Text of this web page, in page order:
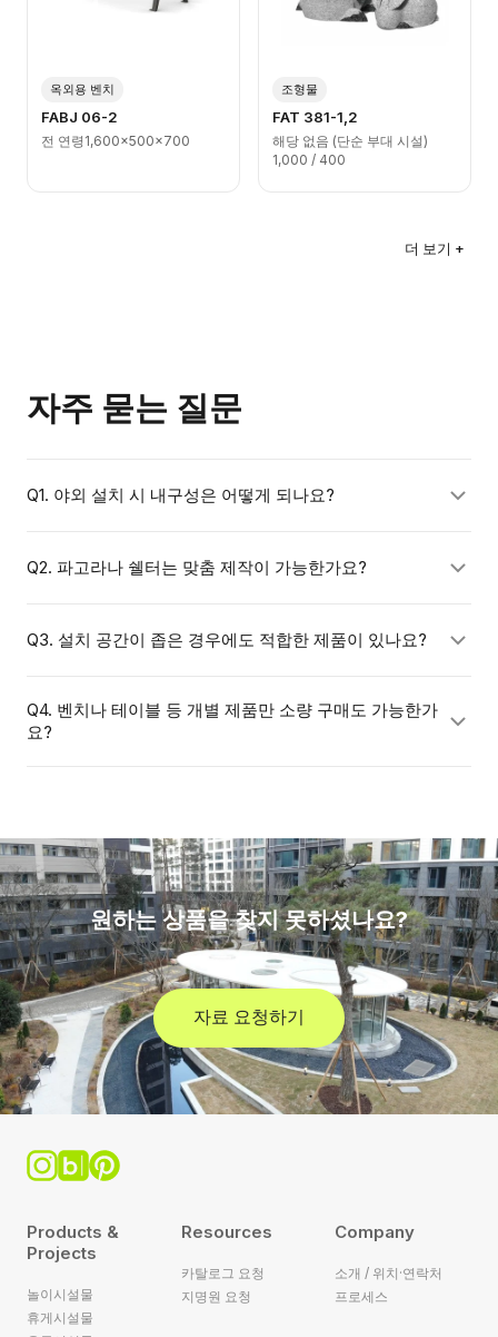
옥외용 벤치
FABJ 06-2
전 연령 1,600x500x700
조형물
FAT 381-1,2
해당 없음 (단순 부대 시설)
1,000 / 400
더 보기 +
자주 묻는 질문
Q1. 야외 설치 시 내구성은 어떻게 되나요?
청우펀스테이션의 휴게시설물은 자외선, 강우, 온도 변화
시 안내해드립니다.
Q2. 파고라나 쉘터는 맞춤 제작이 가능한가요?
네, 설치 공간 크기와 디자인 요구사항에 따라 맞춤 제작이
Q3. 설치 공간이 좁은 경우에도 적합한 제품이 있나요?
있습니다. 소규모 공간에 맞는 1인용 벤치, 소형 파고라 등
다양한 사이즈의 제품을 보유하고 있습니다. 공간 규모를
Q4. 벤치나 테이블 등 개별 제품만 소량 구매도 가능한가
요?
원하는 상품을 찾지 못하셨나요?
자료 요청하기
Products &
Projects
놀이시설물
휴게시설물
Resources
카탈로그 요청
지명원 요청
Company
소개 / 위치·연락처
프로세스